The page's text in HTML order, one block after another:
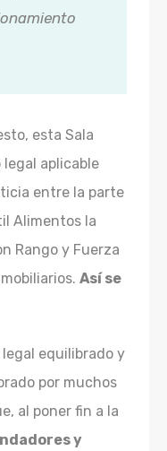
esta Sala
aplicable
entre la parte
Alimentos la
Rango y Fuerza
Así se
equilibrado y
por muchos
al poner fin a la
y